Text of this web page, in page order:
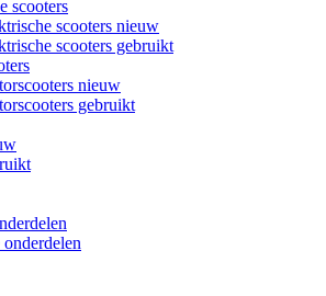
scooters
scooters nieuw
scooters gebruikt
nieuw
gebruikt